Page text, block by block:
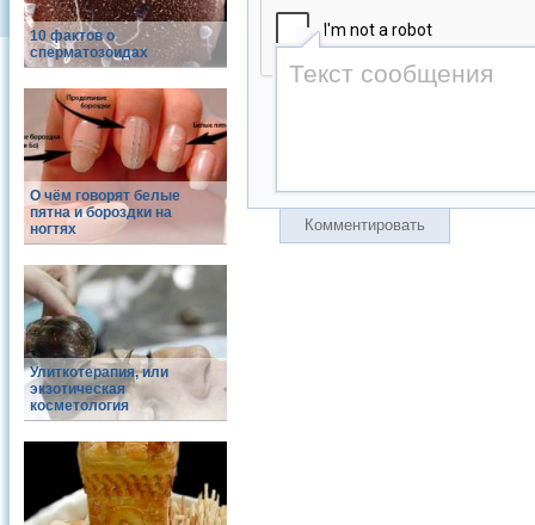
10 фактов о
сперматозоидах
О чём говорят белые
пятна и бороздки на
ногтях
Улиткотерапия, или
экзотическая
косметология
Комментировать